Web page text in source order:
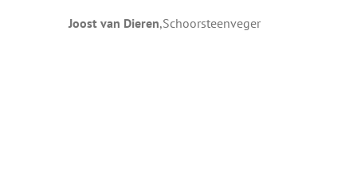
Joost van Dieren,Schoorsteenveger